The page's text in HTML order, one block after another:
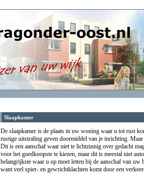
Slaapkamer
De slaapkamer is de plaats in uw woning waar u tot rust
rustige uitstraling geven doormiddel van je inrichting.
Dit is een aanschaf waar niet te lichtzinnig over gedacht
voor het goedkoopste te kiezen, maar dit is meestal niet
belangrijkste waar u op moet letten bij de aanschaf van uw
want veel spier- en gewrichtklachten komt door een